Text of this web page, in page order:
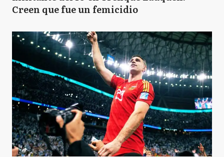
Creen que fue un femicidio